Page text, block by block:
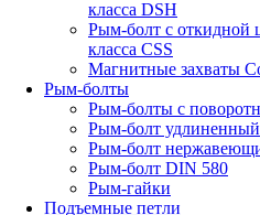
класса DSH
Рым-болт с откидной
класса CSS
Магнитные захваты
Рым-болты
Рым-болты с
Рым-болт удлиненный
Рым-болт
Рым-болт DIN 580
Рым-гайки
Подъемные петли